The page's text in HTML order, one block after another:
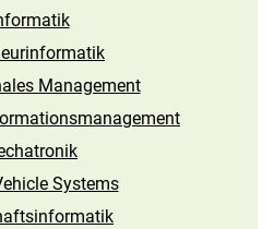
Management
Systems